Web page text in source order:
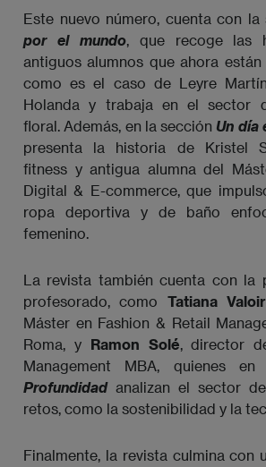
Este nuevo número, cuenta con la
por el mundo, que recoge las
antiguos alumnos que ahora
como es el caso de Leyre
Holanda y trabaja en el sector
floral. Además, en la sección Un día
presenta la historia de Kristel
fitness y antigua alumna del
Digital & E-commerce, que
ropa deportiva y de baño
femenino.
La revista también cuenta con la
profesorado, como Tatiana
Máster en Fashion & Retail
Roma, y Ramon Solé, director
Management MBA, quienes
Profundidadanalizan el sector
retos, como la sostenibilidad y la
Finalmente, la revista culmina con